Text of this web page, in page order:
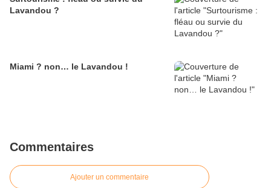
Lavandou ?
Miami ? non… le Lavandou !
Commentaires
Ajouter un commentaire